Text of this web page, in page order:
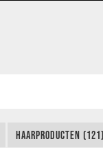
HAARPRODUCTEN (121)